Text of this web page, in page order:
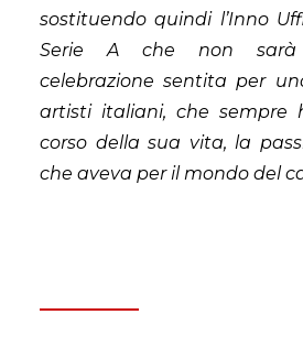
sostituendo quindi l’Inno
Serie A che non sarà
celebrazione sentita per
artisti italiani, che sempre
corso della sua vita, la
che aveva per il mondo del